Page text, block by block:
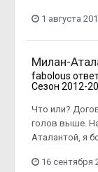
1 августа
Милан-
fabolous
Сезон 2012-
Что или?
голов выше.
Аталантой, я
16 сентября